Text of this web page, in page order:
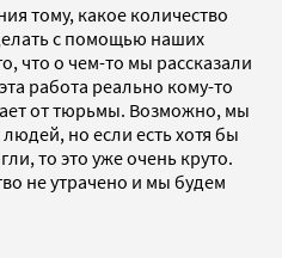
тому, какое количество
с помощью наших
что о чем-то мы рассказали
работа реально кому-то
от тюрьмы. Возможно, мы
но если есть хотя бы
то это уже очень круто.
не утрачено и мы будем